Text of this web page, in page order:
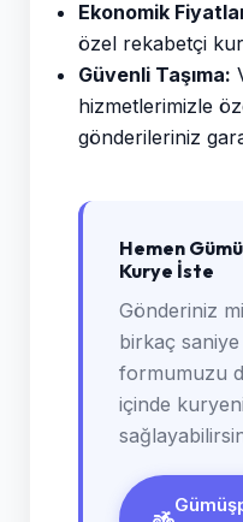
Ekonomik
özel rekabetçi
Güvenli Taşıma:
hizmetlerimizle
gönderileriniz
Hemen
Kurye İste
Gönderiniz
birkaç
formumuzu
içinde